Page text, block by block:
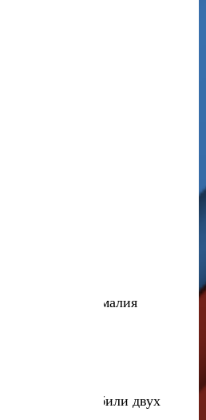
Fire - Аномалия
мой друг полюбили двух